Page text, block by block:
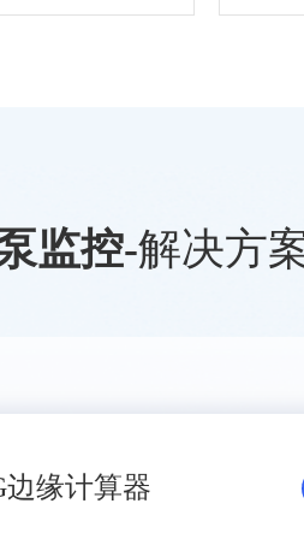
监控-解决方
边缘计算器